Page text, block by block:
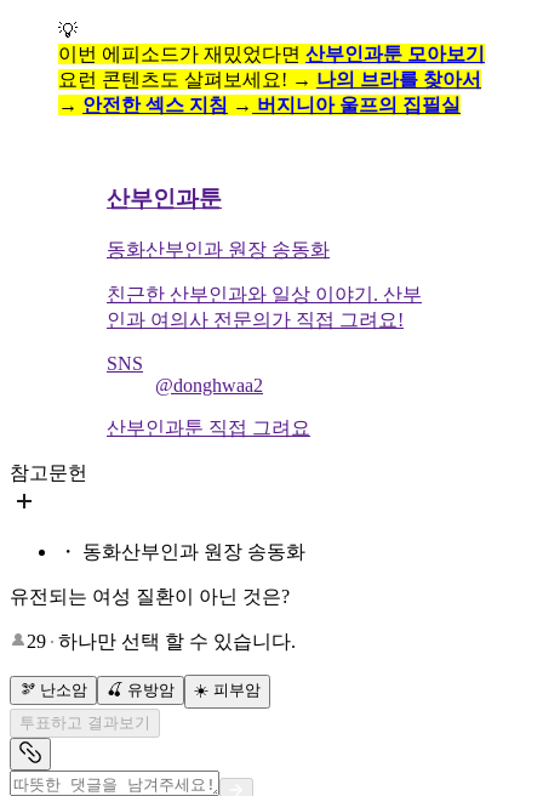
💡
이번 에피소드가 재밌었다면 산부인과툰 모아보기
요런 콘텐츠도 살펴보세요! → 나의 브라를 찾아서
→ 안전한 섹스 지침 → 버지니아 울프의 집필실
산부인과툰
동화산부인과 원장 송동화
친근한 산부인과와 일상 이야기. 산부
인과 여의사 전문의가 직접 그려요!
SNS
@donghwaa2
산부인과툰 직접 그려요
참고문헌
・ 동화산부인과 원장 송동화
유전되는 여성 질환이 아닌 것은?
29 하나만 선택 할 수 있습니다.
🫘 난소암 🍒 유방암
☀️ 피부암
투표하고 결과보기